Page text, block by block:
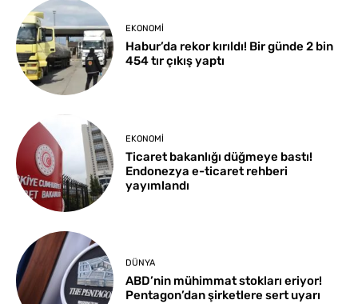
EKONOMI
Habur’da rekor kırıldı! Bir günde 2 bin
454 tır çıkış yaptı
EKONOMI
Ticaret bakanlığı düğmeye bastı!
Endonezya e-ticaret rehberi
yayımlandı
DÜNYA
ABD’nin mühimmat stokları eriyor!
Pentagon’dan şirketlere sert uyarı